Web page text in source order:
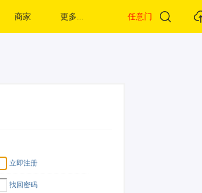
商家 更多... 任意门
立即注册
找回密码